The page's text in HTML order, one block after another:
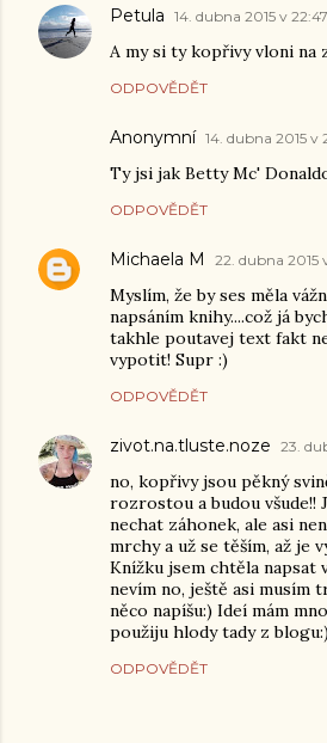
Petula 14. dubna 2015 v 22:47
A my si ty kopřivy vloni na
ODPOVĚDĚT
Anonymní 14. dubna 2015 v
Ty jsi jak Betty Mc'
ODPOVĚDĚT
Michaela M 22. dubna 2015
Myslím, že by ses měla
napsáním knihy....což já
takhle poutavej text fakt
vypotit! Supr :)
ODPOVĚDĚT
zivot.na.tluste.noze 23.
no, kopřivy jsou pěkný
rozrostou a budou všude!!
nechat záhonek, ale asi
mrchy a už se těším, až je
Knížku jsem chtěla napsat
nevím no, ještě asi musím
něco napíšu:) Ideí mám
použiju hlody tady z
ODPOVĚDĚT